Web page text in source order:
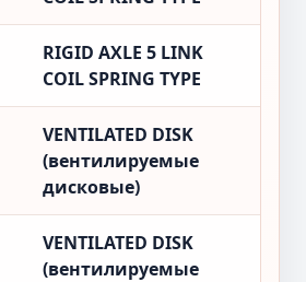
RIGID AXLE 5 LINK
COIL SPRING TYPE
VENTILATED DISK
(вентилируемые
дисковые)
VENTILATED DISK
(вентилируемые